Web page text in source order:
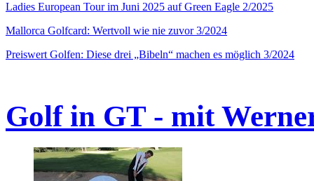
Ladies European Tour im Juni 2025 auf Green Eagle 2/2025
Mallorca Golfcard: Wertvoll wie nie zuvor 3/2024
Preiswert Golfen: Diese drei „Bibeln“ machen es möglich 3/2024
Golf in GT - mit